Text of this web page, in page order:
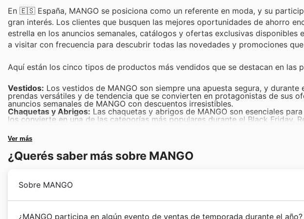
En 🇪🇸 España, MANGO se posiciona como un referente en moda, y su
gran interés. Los clientes que busquen las mejores oportunidades de ahorro
estrella en los anuncios semanales, catálogos y ofertas exclusivas
a visitar con frecuencia para descubrir todas las novedades y promociones
Aquí están los cinco tipos de productos más vendidos que se destacan en las
Vestidos: Los vestidos de MANGO son siempre una apuesta segura, y durante
prendas versátiles y de tendencia que se convierten en protagonistas de sus
anuncios semanales de MANGO con descuentos irresistibles.
Chaquetas y Abrigos: Las chaquetas y abrigos de MANGO son esenciales
los convierte en una de las categorías más populares durante el Black Friday.
Pantalones:
must-have en sus campañas de Black Friday. Los clientes aprovechan estas
comodidad y las últimas tendencias de moda.
Camisetas y Tops:La variedad y el diseño de las camisetas y tops de MANGO
Accesorios: Los accesorios de MANGO, como bolsos, bisutería y bufandas,
experimentan un pico de ventas durante el Black Friday. Son ideales para
Ver más
¿Querés saber más sobre MANGO
Sobre MANGO
¿MANGO participa en algún evento de ventas de temporada durante el año?